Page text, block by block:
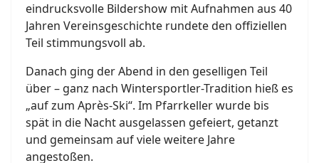
eindrucksvolle Bildershow mit Aufnahmen aus 40
Jahren Vereinsgeschichte rundete den offiziellen
Teil stimmungsvoll ab.
Danach ging der Abend in den geselligen Teil
über – ganz nach Wintersportler-Tradition hieß es
„auf zum Après-Ski“. Im Pfarrkeller wurde bis
spät in die Nacht ausgelassen gefeiert, getanzt
und gemeinsam auf viele weitere Jahre
angestoßen.